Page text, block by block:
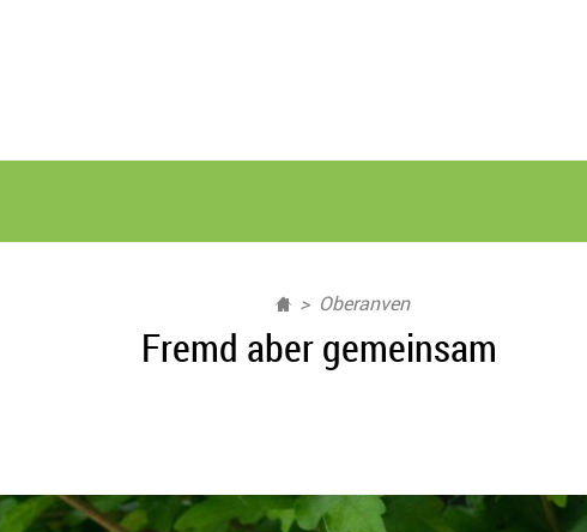
Oberanven
Fremd aber gemeinsam